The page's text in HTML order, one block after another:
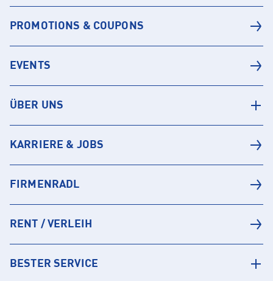
PROMOTIONS & COUPONS
EVENTS
ÜBER UNS
KARRIERE & JOBS
FIRMENRADL
RENT / VERLEIH
BESTER SERVICE